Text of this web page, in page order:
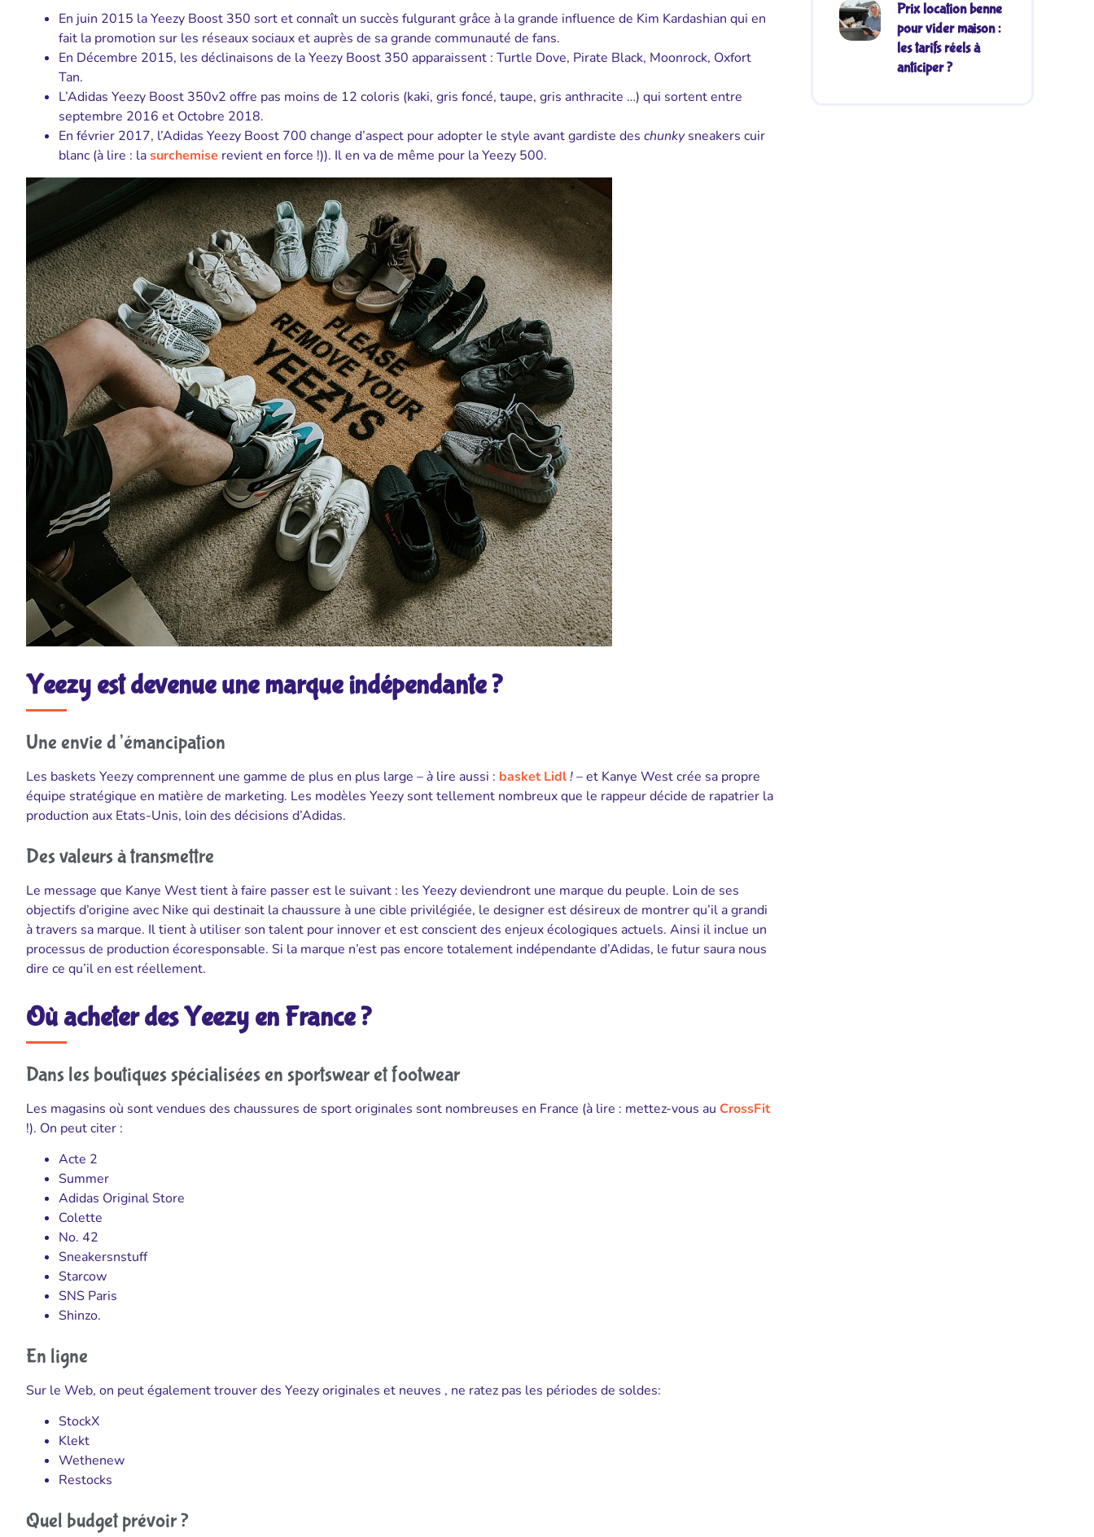
En juin 2015 la Yeezy Boost 350 sort et connaît un succès fulgurant grâce à la grande influence de Kim Kardashian qui en
fait la promotion sur les réseaux sociaux et auprès de sa grande communauté de fans.
En Décembre 2015, les déclinaisons de la Yeezy Boost 350 apparaissent : Turtle Dove, Pirate Black, Moonrock, Oxfort
Tan.
L’Adidas Yeezy Boost 350v2 offre pas moins de 12 coloris (kaki, gris foncé, taupe, gris anthracite …) qui sortent entre
septembre 2016 et Octobre 2018.
En février 2017, l’Adidas Yeezy Boost 700 change d’aspect pour adopter le style avant gardiste des chunkysneakers cuir
blanc (à lire : lasurchemise revient en force !)). Il en va de même pour la Yeezy 500.
Yeezy est devenue une marque indépendante ?
Une envie d’émancipation
Les baskets Yeezy comprennent une gamme de plus en plus large –à lire aussi : basket Lidl!– et Kanye West crée sa propre
équipe stratégique en matière de marketing. Les modèles Yeezy sont tellement nombreux que le rappeur décide de rapatrier la
production aux Etats-Unis, loin des décisions d’Adidas.
Des valeurs à transmettre
Le message que Kanye West tient à faire passer est le suivant : les Yeezy deviendront une marque du peuple. Loin de ses
objectifs d’origine avec Nike qui destinait la chaussure à une cible privilégiée, le designer est désireux de montrer qu’il a grandi
à travers sa marque. Il tient à utiliser son talent pour innover et est conscient des enjeux écologiques actuels. Ainsi il inclue un
processus de production écoresponsable. Si la marque n’est pas encore totalement indépendante d’Adidas, le futur saura nous
dire ce qu’il en est réellement.
Où acheter des Yeezy en France ?
Dans les boutiques spécialisées en sportswear et footwear
Les magasins où sont vendues des chaussures de sport originales sont nombreuses en France (à lire : mettez-vous au CrossFit
!). On peut citer :
Acte 2
Summer
Adidas Original Store
Colette
No. 42
Sneakersnstuff
Starcow
SNS Paris
Shinzo.
En ligne
Sur le Web, on peut également trouver des Yeezy originales et neuves , ne ratez pas les périodes de soldes:
StockX
Klekt
Wethenew
Restocks
Quel budget prévoir ?
Prix location benne
pour vider maison :
les tarifs réels à
anticiper ?